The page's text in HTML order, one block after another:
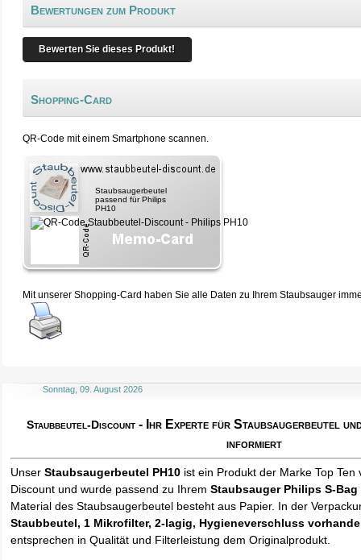
Bewertungen zum Produkt
Bewerten Sie dieses Produkt!
Shopping-Card
QR-Code mit einem Smartphone scannen.
Staubsaugerbeutel
passend für Philips
PH10
Mit unserer Shopping-Card haben Sie alle Daten zu Ihrem Staubsauger
Sonntag, 09. August 2026
Staubbeutel-Discount - Ihr Experte für Staubsaugerbeutel
informiert
UnserStaubsaugerbeutel PH10 ist ein Produkt der Marke Top Ten
Discount und wurde passend zu IhremStaubsauger Philips S-Bag
Material des Staubsaugerbeutel besteht aus Papier. In der
Staubbeutel, 1 Mikrofilter, 2-lagig, Hygieneverschluss
entsprechen in Qualität und Filterleistung dem Originalprodukt.